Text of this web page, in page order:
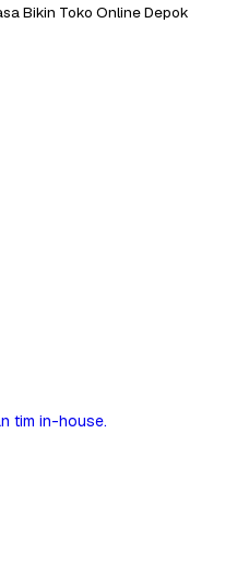
Bikin Toko Online Depok
tim in-house.